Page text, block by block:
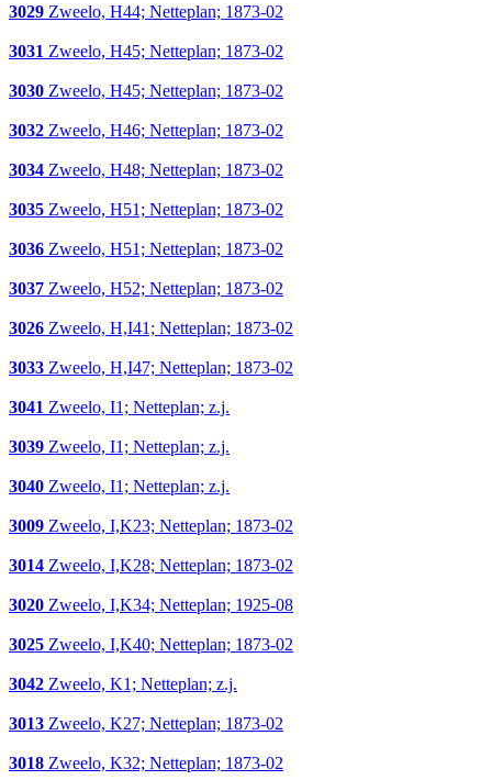
3029 Zweelo, H44; Netteplan; 1873-02
3031 Zweelo, H45; Netteplan; 1873-02
3030 Zweelo, H45; Netteplan; 1873-02
3032 Zweelo, H46; Netteplan; 1873-02
3034 Zweelo, H48; Netteplan; 1873-02
3035 Zweelo, H51; Netteplan; 1873-02
3036 Zweelo, H51; Netteplan; 1873-02
3037 Zweelo, H52; Netteplan; 1873-02
3026 Zweelo, H,I41; Netteplan; 1873-02
3033 Zweelo, H,I47; Netteplan; 1873-02
3041 Zweelo, I1; Netteplan; z.j.
3039 Zweelo, I1; Netteplan; z.j.
3040 Zweelo, I1; Netteplan; z.j.
3009 Zweelo, I,K23; Netteplan; 1873-02
3014 Zweelo, I,K28; Netteplan; 1873-02
3020 Zweelo, I,K34; Netteplan; 1925-08
3025 Zweelo, I,K40; Netteplan; 1873-02
3042 Zweelo, K1; Netteplan; z.j.
3013 Zweelo, K27; Netteplan; 1873-02
3018 Zweelo, K32; Netteplan; 1873-02